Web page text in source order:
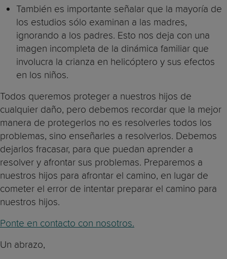
También es importante señalar que la mayoría de
los estudios sólo examinan a las madres,
ignorando a los padres. Esto nos deja con una
imagen incompleta de la dinámica familiar que
involucra la crianza en helicóptero y sus efectos
en los niños.
Todos queremos proteger a nuestros hijos de
cualquier daño, pero debemos recordar que la mejor
manera de protegerlos no es resolverles todos los
problemas, sino enseñarles a resolverlos. Debemos
dejarlos fracasar, para que puedan aprender a
resolver y afrontar sus problemas. Preparemos a
nuestros hijos para afrontar el camino, en lugar de
cometer el error de intentar preparar el camino para
nuestros hijos.
Ponte en contacto con nosotros.
Un abrazo,